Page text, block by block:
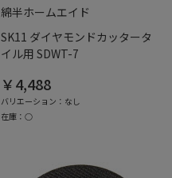
綿半ホームエイド
SK11 ダイヤモンドカッタータ
イル用 SDWT-7
￥4,488
バリエーション：なし
在庫：○